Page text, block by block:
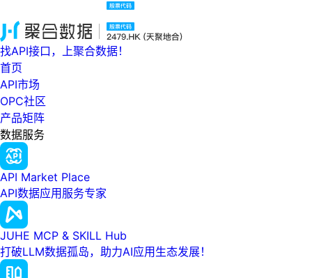
找API接口，上聚合数据！
首页
API市场
OPC社区
产品矩阵
数据服务
API Market Place
API数据应用服务专家
JUHE MCP & SKILL Hub
打破LLM数据孤岛，助力AI应用生态发展！